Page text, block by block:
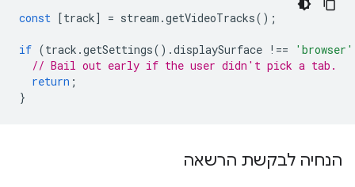
const [track] = stream .getVideoTracks();
if (track .getSettings().displaySurface !== 'browser'
// Bail out early if the user didn't pick a tab.
return ;
}
הנחיה לבקשת הרשאה